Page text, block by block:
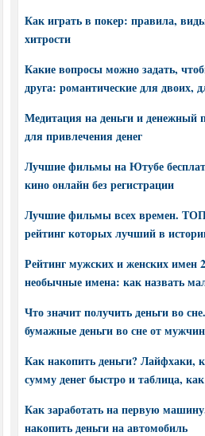
Как играть в покер: правила,
хитрости
Какие вопросы можно задать,
друга: романтические для двоих,
Медитация на деньги и денежный
для привлечения денег
Лучшие фильмы на Ютубе
кино онлайн без регистрации
Лучшие фильмы всех времен.
рейтинг которых лучший в
Рейтинг мужских и женских имен
необычные имена: как назвать
Что значит получить деньги во
бумажные деньги во сне от
Как накопить деньги? Лайфхаки,
сумму денег быстро и таблица,
Как заработать на первую
накопить деньги на автомобиль